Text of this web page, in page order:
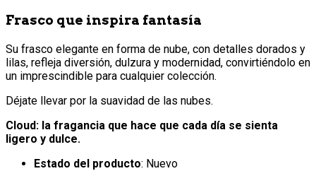
Frasco que inspira fantasía
Su frasco elegante en forma de nube, con detalles dorados y
lilas, refleja diversión, dulzura y modernidad, convirtiéndolo en
un imprescindible para cualquier colección.
Déjate llevar por la suavidad de las nubes.
Cloud: la fragancia que hace que cada día se sienta
ligero y dulce.
Estado del producto: Nuevo